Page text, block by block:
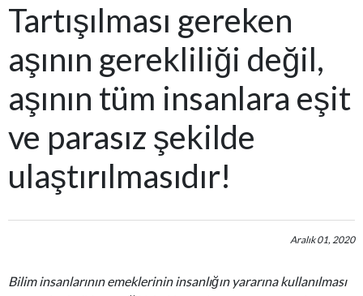
Tartışılması gereken
aşının gerekliliği değil,
aşının tüm insanlara eşit
ve parasız şekilde
ulaştırılmasıdır!
Aralık 01, 2020
Bilim insanlarının emeklerinin insanlığın yararına kullanılması